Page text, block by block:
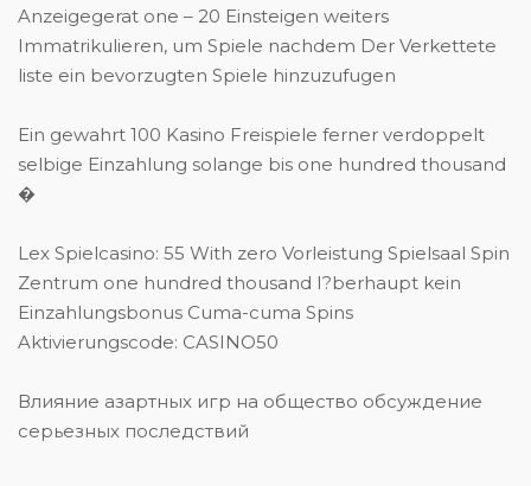
Anzeigegerat one – 20 Einsteigen weiters
Immatrikulieren, um Spiele nachdem Der Verkettete
liste ein bevorzugten Spiele hinzuzufugen
Ein gewahrt 100 Kasino Freispiele ferner verdoppelt
selbige Einzahlung solange bis one hundred thousand
�
Lex Spielcasino: 55 With zero Vorleistung Spielsaal Spin
Zentrum one hundred thousand I?berhaupt kein
Einzahlungsbonus Cuma-cuma Spins
Aktivierungscode: CASINO50
Влияние азартных игр на общество обсуждение
серьезных последствий